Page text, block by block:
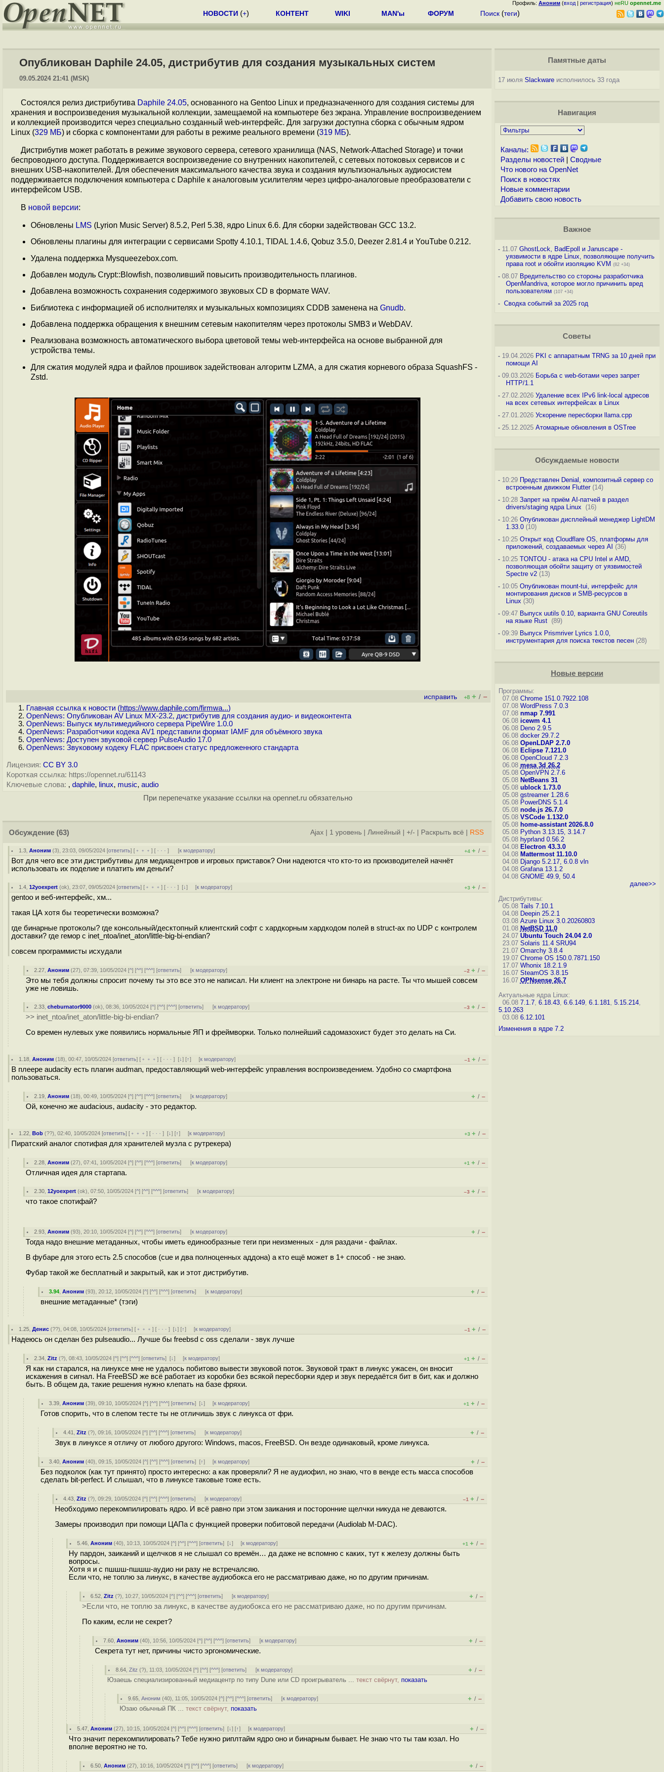
Профиль: Аноним (вход | регистрация) неRU opennet.me
НОВОСТИ (+) КОНТЕНТ WIKI MAN'ы ФОРУМ Поиск (теги)
Опубликован Daphile 24.05, дистрибутив для создания музыкальных систем
09.05.2024 21:41 (MSK)
Состоялся релиз дистрибутива Daphile 24.05, основанного на Gentoo Linux и предназначенного для создания системы для
хранения и воспроизведения музыкальной коллекции, замещаемой на компьютере без экрана. Управление воспроизведением
и коллекцией производится через специально созданный web-интерфейс. Для загрузки доступна сборка с обычным ядром
Linux (329 МБ) и сборка с компонентами для работы в режиме реального времени (319 МБ).
Дистрибутив может работать в режиме звукового сервера, сетевого хранилища (NAS, Network-Attached Storage) и точки
беспроводного доступа. Поддерживается воспроизведение со внутренних накопителей, c сетевых потоковых сервисов и c
внешних USB-накопителей. Для обеспечения максимального качества звука и создания мультизональных аудиосистем
поддерживается подключения компьютера с Daphile к аналоговым усилителям через цифро-аналоговые преобразователи с
интерфейсом USB.
В новой версии:
Обновлены LMS (Lyrion Music Server) 8.5.2, Perl 5.38, ядро Linux 6.6. Для сборки задействован GCC 13.2.
Обновлены плагины для интеграции с сервисами Spotty 4.10.1, TIDAL 1.4.6, Qobuz 3.5.0, Deezer 2.81.4 и YouTube 0.212.
Удалена поддержка Mysqueezebox.com.
Добавлен модуль Crypt::Blowfish, позволивший повысить производительность плагинов.
Добавлена возможность сохранения содержимого звуковых CD в формате WAV.
Библиотека с информацией об исполнителях и музыкальных композициях CDDB заменена на Gnudb.
Добавлена поддержка обращения к внешним сетевым накопителям через протоколы SMB3 и WebDAV.
Реализована возможность автоматического выбора цветовой темы web-интерфейса на основе выбранной для
устройства темы.
Для сжатия модулей ядра и файлов прошивок задействован алгоритм LZMA, а для сжатия корневого образа SquashFS -
Zstd.
исправить +8 + / –
Главная ссылка к новости (https://www.daphile.com/firmwa...)
OpenNews: Опубликован AV Linux MX-23.2, дистрибутив для создания аудио- и видеоконтента
OpenNews: Выпуск мультимедийного сервера PipeWire 1.0.0
OpenNews: Разработчики кодека AV1 представили формат IAMF для объёмного звука
OpenNews: Доступен звуковой сервер PulseAudio 17.0
OpenNews: Звуковому кодеку FLAC присвоен статус предложенного стандарта
Лицензия: CC BY 3.0
Короткая ссылка: https://opennet.ru/61143
Ключевые слова: , daphile, linux, music, audio
При перепечатке указание ссылки на opennet.ru обязательно
Обсуждение (63) Ajax 1 уровень Линейный +/- Раскрыть всё RSS
1.3 ,Аноним (3), 23:03, 09/05/2024 [ответить] [ ﹢﹢﹢] [ · · ·] [к модератору] +4 + / –
Вот для чего все эти дистрибутивы для медиацентров и игровых приставок? Они надеются что кто-то из производителей начнёт
использовать их поделие и платить им деньги?
1.4 ,12yoexpert (ok), 23:07, 09/05/2024 [ответить] [ ﹢﹢﹢] [ · · ·][↓] [к модератору] +3 + / –
gentoo и веб-интерфейс, хм...
такая ЦА хотя бы теоретически возможна?
где бинарные протоколы? где консольный/десктопный клиентский софт с хардкорным хардкодом полей в struct-ах по UDP с контролем
доставки? где гемор с inet_ntoa/inet_aton/little-big-bi-endian?
совсем программисты исхудали
2.27 ,Аноним (27), 07:39, 10/05/2024 [^] [^^] [^^^] [ответить] [к модератору] –2 + / –
Это мы тебя должны спросит почему ты это все это не написал. Ни клиент на электроне ни бинарь на расте. Ты что мышей совсем
уже не ловишь.
2.33 ,cheburnator9000 (ok), 08:36, 10/05/2024 [^] [^^] [^^^] [ответить] [к модератору] –3 + / –
>> inet_ntoa/inet_aton/little-big-bi-endian?
Cо времен нулевых уже появились нормальные ЯП и фреймворки. Только полнейший садомазохист будет это делать на Си.
1.18 ,Аноним (18), 00:47, 10/05/2024 [ответить] [ ﹢﹢﹢] [ · · ·][↓] [↑] [к модератору] –1 + / –
В плеере audacity есть плагин audman, предоставляющий web-интерфейс управления воспроизведением. Удобно со смартфона
пользоваться.
2.19 ,Аноним (18), 00:49, 10/05/2024 [^] [^^] [^^^] [ответить] [к модератору] + / –
Ой, конечно же audacious, audacity - это редактор.
1.22 ,Bob (??), 02:40, 10/05/2024 [ответить] [ ﹢﹢﹢] [ · · ·][↓] [↑] [к модератору] +3 + / –
Пиратский аналог спотифая для хранителей музла с рутрекера)
2.28 ,Аноним (27), 07:41, 10/05/2024 [^] [^^] [^^^] [ответить] [к модератору] +1 + / –
Отличная идея для стартапа.
2.30 ,12yoexpert (ok), 07:50, 10/05/2024 [^] [^^] [^^^] [ответить] [к модератору] –3 + / –
что такое спотифай?
2.93 ,Аноним (93), 20:10, 10/05/2024 [^] [^^] [^^^] [ответить] [к модератору] + / –
Тогда надо внешние метаданных, чтобы иметь единообразные теги при неизменных - для раздачи - файлах.
В фубаре для этого есть 2.5 способов (cue и два полноценных аддона) а кто ещё может в 1+ способ - не знаю.
Фубар такой же бесплатный и закрытый, как и этот дистрибутив.
3.94 ,Аноним (93), 20:12, 10/05/2024 [^] [^^] [^^^] [ответить] [к модератору] + / –
внешние метаданные* (тэги)
1.25 ,Денис (??), 04:08, 10/05/2024 [ответить] [ ﹢﹢﹢] [ · · ·][↓] [↑] [к модератору] –1 + / –
Надеюсь он сделан без pulseaudio... Лучше бы freebsd с oss сделали - звук лучше
2.34 ,Zitz (?), 08:43, 10/05/2024 [^] [^^] [^^^] [ответить][↓] [к модератору] +1 + / –
Я как ни старался, на линуксе мне не удалось побитово вывести звуковой поток. Звуковой тракт в линукс ужасен, он вносит
искажения в сигнал. На FreeBSD же всё работает из коробки без всякой пересборки ядер и звук передаётся бит в бит, как и должно
быть. В общем да, такие решения нужно клепать на базе фряхи.
3.39 ,Аноним (39), 09:10, 10/05/2024 [^] [^^] [^^^] [ответить][↓] [к модератору] +1 + / –
Готов спорить, что в слепом тесте ты не отличишь звук с линукса от фри.
4.41 ,Zitz (?), 09:16, 10/05/2024 [^] [^^] [^^^] [ответить] [к модератору] + / –
Звук в линуксе я отличу от любого другого: Windows, macos, FreeBSD. Он везде одинаковый, кроме линукса.
3.40 ,Аноним (40), 09:15, 10/05/2024 [^] [^^] [^^^] [ответить][↑] [к модератору] + / –
Без подколок (как тут принято) просто интересно: а как проверяли? Я не аудиофил, но знаю, что в венде есть масса способов
сделать bit-perfect. И слышал, что в линуксе таковые тоже есть.
4.43 ,Zitz (?), 09:29, 10/05/2024 [^] [^^] [^^^] [ответить] [к модератору] –1 + / –
Необходимо перекомпилировать ядро. И всё равно при этом заикания и посторонние щелчки никуда не деваются.
Замеры производил при помощи ЦАПа с функцией проверки побитовой передачи (Audiolab M-DAC).
5.46 ,Аноним (40), 10:13, 10/05/2024 [^] [^^] [^^^] [ответить][↓] [к модератору] +1 + / –
Ну пардон, заиканий и щелчков я не слышал со времён… да даже не вспомню с каких, тут к железу должны быть
вопросы.
Хотя я и с пшшш-пшшш-аудио ни разу не встречалсяю.
Если что, не топлю за линукс, в качестве аудиобокса его не рассматриваю даже, но по другим причинам.
6.52 ,Zitz (?), 10:27, 10/05/2024 [^] [^^] [^^^] [ответить] [к модератору] + / –
>Если что, не топлю за линукс, в качестве аудиобокса его не рассматриваю даже, но по другим причинам.
По каким, если не секрет?
7.60 ,Аноним (40), 10:56, 10/05/2024 [^] [^^] [^^^] [ответить] [к модератору] + / –
Секрета тут нет, причины чисто эргономические.
8.64 ,Zitz (?), 11:03, 10/05/2024 [^] [^^] [^^^] [ответить] [к модератору] + / –
Юзаешь специализированный медиацентр по типу Dune или CD проигрыватель ... текст свёрнут, показать
9.65 ,Аноним (40), 11:05, 10/05/2024 [^] [^^] [^^^] [ответить] [к модератору] + / –
Юзаю обычный ПК ... текст свёрнут, показать
5.47 ,Аноним (27), 10:15, 10/05/2024 [^] [^^] [^^^] [ответить][↓] [↑] [к модератору] + / –
Что значит перекомпилировать? Тебе нужно риплтайм ядро оно и бинарным бывает. Не знаю что ты там юзал. Но
вполне вероятно не то.
6.50 ,Аноним (27), 10:16, 10/05/2024 [^] [^^] [^^^] [ответить] [к модератору] + / –
Памятные даты
17 июля Slackwareисполнилось 33 года
Навигация
Каналы:
Разделы новостей| Сводные
Что нового на OpenNet
Поиск в новостях
Новые комментарии
Добавить свою новость
Важное
-11.07 GhostLock, BadEpoll и Januscape -
уязвимости в ядре Linux, позволяющие получить
права root и обойти изоляцию KVM (82 +34)
-08.07 Вредительство со стороны разработчика
OpenMandriva, которое могло причинить вред
пользователям (107 +34)
- Сводка событий за 2025 год
Советы
-19.04.2026 PKI с аппаратным TRNG за 10 дней при
помощи AI
-09.03.2026 Борьба с web-ботами через запрет
HTTP/1.1
-27.02.2026 Удаление всех IPv6 link-local адресов
на всех сетевых интерфейсах в Linux
-27.01.2026 Ускорение пересборки llama.cpp
-25.12.2025 Атомарные обновления в OSTree
Обсуждаемые новости
-10:29 Представлен Denial, композитный сервер со
встроенным движком Flutter(14)
-10:28 Запрет на приём AI-патчей в раздел
drivers/staging ядра Linux
(16)
-10:26 Опубликован дисплейный менеджер LightDM
1.33.0(10)
-10:25 Открыт код Cloudflare OS, платформы для
приложений, создаваемых через AI (36)
-10:25 TONTOU - атака на CPU Intel и AMD,
позволяющая обойти защиту от уязвимостей
Spectre v2(13)
-10:05 Опубликован mount-tui, интерфейс для
монтирования дисков и SMB-ресурсов в
Linux (30)
-09:47 Выпуск uutils 0.10, варианта GNU Coreutils
на языке Rust (89)
-09:39 Выпуск Prismriver Lyrics 1.0.0,
инструментария для поиска текстов песен(28)
Новые версии
Программы:
07.08 Chrome 151.0.7922.108
07.08 WordPress 7.0.3
07.08 nmap 7.991
06.08 icewm 4.1
06.08 Deno 2.9.5
06.08 docker 29.7.2
06.08 OpenLDAP 2.7.0
06.08 Eclipse 7.121.0
06.08 OpenCloud 7.2.3
06.08 mesa 3d 26.2
05.08 OpenVPN 2.7.6
05.08 NetBeans 31
05.08 ublock 1.73.0
05.08 gstreamer 1.28.6
05.08 PowerDNS 5.1.4
05.08 node.js 26.7.0
05.08 VSCode 1.132.0
05.08 home-assistant 2026.8.0
05.08 Python 3.13.15, 3.14.7
05.08 hyprland 0.56.2
04.08 Electron 43.3.0
04.08 Mattermost 11.10.0
04.08 Django 5.2.17, 6.0.8 vln
04.08 Grafana 13.1.2
04.08 GNOME 49.9, 50.4
далее>>
Дистрибутивы:
05.08 Tails 7.10.1
04.08 Deepin 25.2.1
03.08 Azure Linux 3.0.20260803
01.08 NetBSD 11.0
24.07 Ubuntu Touch 24.04 2.0
23.07 Solaris 11.4 SRU94
21.07 Omarchy 3.8.4
19.07 Chrome OS 150.0.7871.150
17.07 Whonix 18.2.1.9
16.07 SteamOS 3.8.15
16.07 OPNsense 26.7
Актуальные ядра Linux:
06.08 7.1.7, 6.18.43, 6.6.149, 6.1.181, 5.15.214,
5.10.263
03.08 6.12.101
Изменения в ядре 7.2